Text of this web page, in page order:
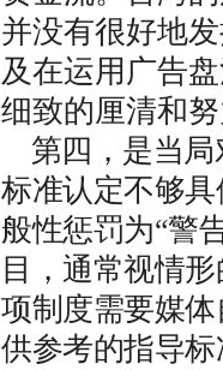
并没有很好地
及在运用广告
细致的厘清和
第四，是当
标准认定不够
般性惩罚为“警
目，通常视情
项制度需要媒
供参考的指导